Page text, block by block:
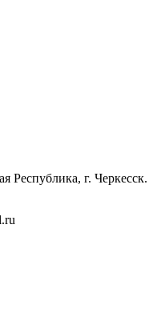
Республика, г. Черкесск.